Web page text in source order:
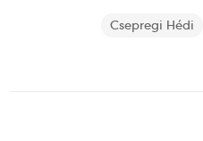
Csepregi Hédi